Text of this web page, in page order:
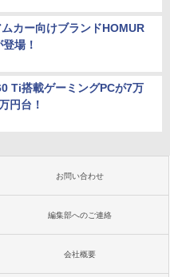
カー向けブランドHOMUR
場！
Ti搭載ゲーミングPCが7万
円台！
お問い合わせ
編集部へのご連絡
会社概要